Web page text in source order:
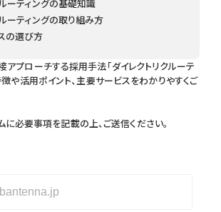
ルーティングの基礎知識
ルーティングの取り組み方
の選び方
プローチする採用手法「ダイレクトリクルーテ
徴や活用ポイント、主要サービスをわかりやすくご
に必要事項を記載の上、ご送信ください。